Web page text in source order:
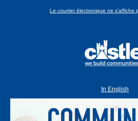
Le courrier électronique ne s'affiche
In English